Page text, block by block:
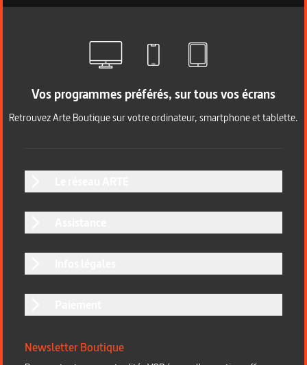
Vos programmes préférés, sur tous vos écrans
Retrouvez Arte Boutique sur votre ordinateur, smartphone et tablette.
Newsletter Boutique